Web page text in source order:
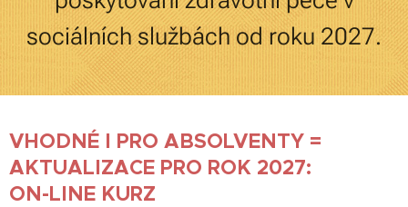
sociálních službách od roku 2027.
VHODNÉ I PRO ABSOLVENTY =
AKTUALIZACE PRO ROK 2027:
ON-LINE KURZ